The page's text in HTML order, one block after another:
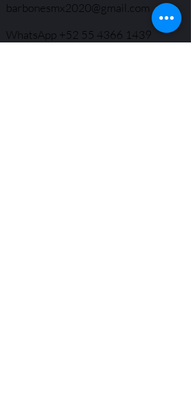
barbonesmx2020@gmail.com
WhatsApp +52 55 4366 1439